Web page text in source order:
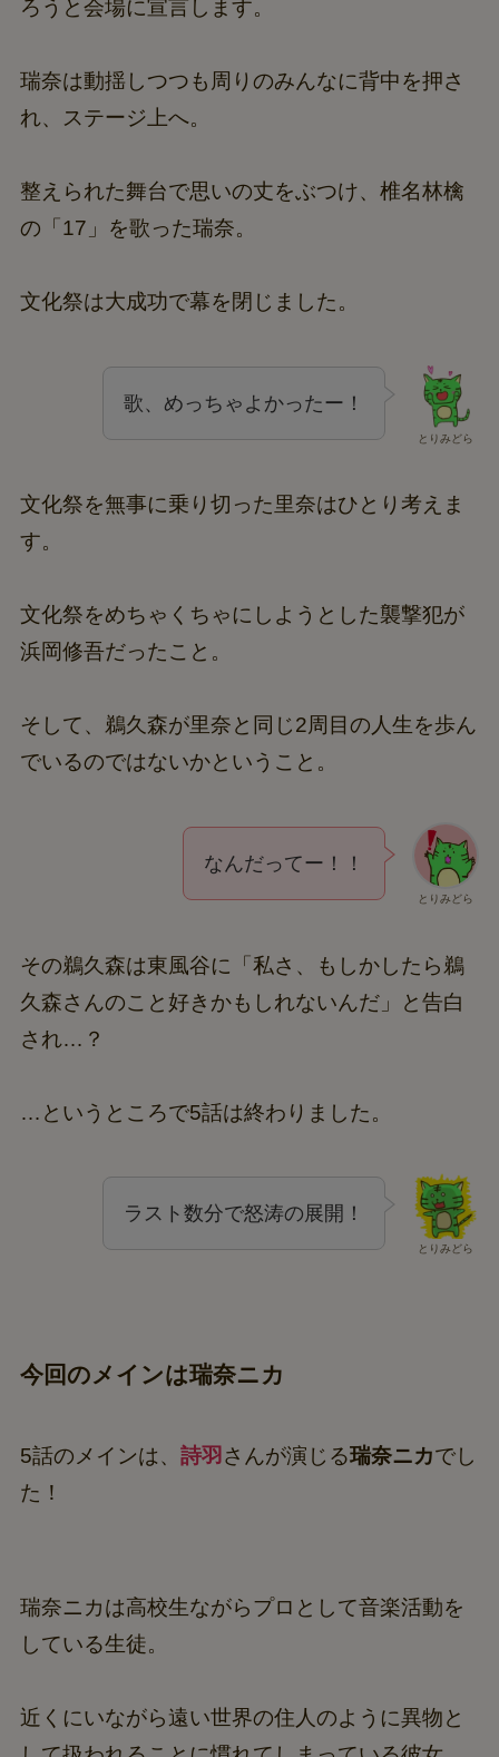
ろうと会場に宣言します。
瑞奈は動揺しつつも周りのみんなに背中を押さ
れ、ステージ上へ。
整えられた舞台で思いの丈をぶつけ、椎名林檎
の「17」を歌った瑞奈。
文化祭は大成功で幕を閉じました。
とりみどら
歌、めっちゃよかったー！
文化祭を無事に乗り切った里奈はひとり考えま
す。
文化祭をめちゃくちゃにしようとした襲撃犯が
浜岡修吾だったこと。
そして、鵜久森が里奈と同じ2周目の人生を歩ん
でいるのではないかということ。
とりみどら
なんだってー！！
その鵜久森は東風谷に「私さ、もしかしたら鵜
久森さんのこと好きかもしれないんだ」と告白
され…？
…というところで5話は終わりました。
とりみどら
ラスト数分で怒涛の展開！
今回のメインは瑞奈ニカ
5話のメインは、 詩羽 さんが演じる瑞奈ニカでし
た！
瑞奈ニカは高校生ながらプロとして音楽活動を
している生徒。
近くにいながら遠い世界の住人のように異物と